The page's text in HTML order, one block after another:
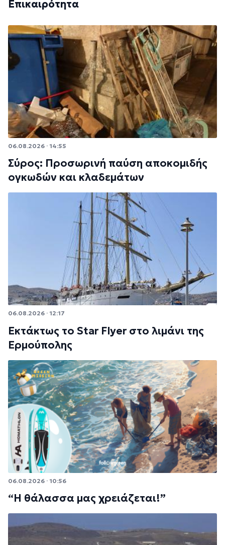
Επικαιρότητα
06.08.2026 · 14:55
Σύρος: Προσωρινή παύση αποκομιδής
ογκωδών και κλαδεμάτων
06.08.2026 · 12:17
Εκτάκτως το Star Flyer στο λιμάνι της
Ερμούπολης
06.08.2026 · 10:56
“Η θάλασσα μας χρειάζεται!”